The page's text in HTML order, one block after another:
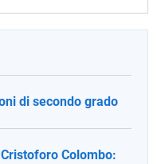
di secondo grado
Colombo: